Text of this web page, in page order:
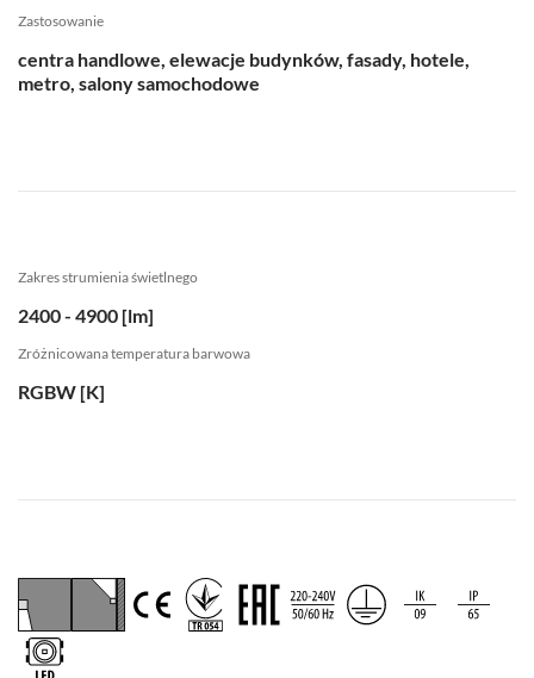
Zastosowanie
centra handlowe, elewacje budynków, fasady, hotele,
metro, salony samochodowe
Zakres strumienia świetlnego
2400 - 4900 [lm]
Zróżnicowana temperatura barwowa
RGBW [K]